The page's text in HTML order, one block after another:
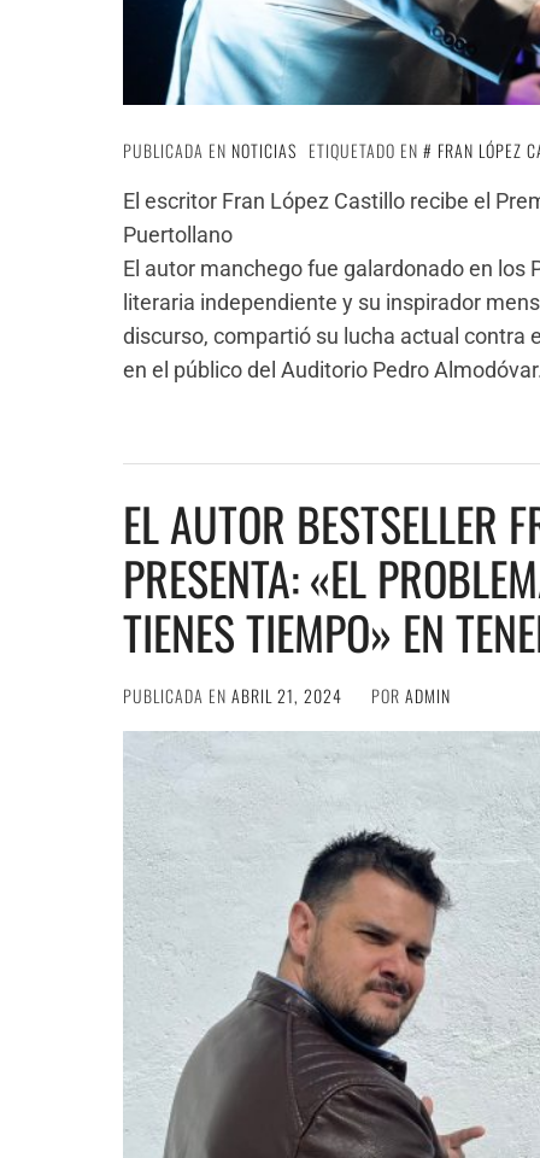
PUBLICADA EN NOTICIAS ETIQUETADO EN
FRAN LÓPEZ
El escritor Fran López Castillo recibe el
Puertollano
El autor manchego fue galardonado en los
literaria independiente y su inspirador
discurso, compartió su lucha actual contra
en el público del Auditorio Pedro
EL AUTOR BESTSELLER
PRESENTA: «EL
TIENES TIEMPO» EN
PUBLICADA EN ABRIL 21, 2024 POR ADMIN